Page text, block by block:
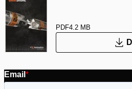
PDF4.2 MB